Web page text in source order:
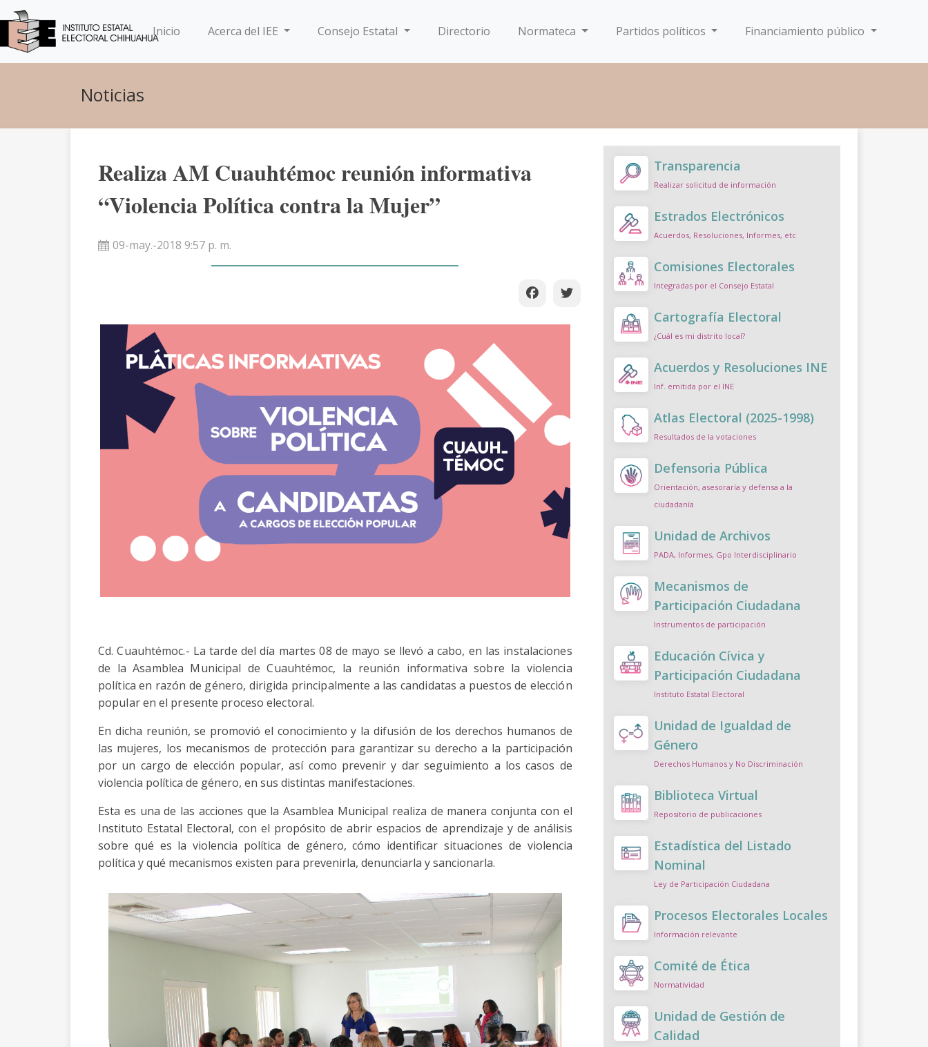
Inicio(current)Acerca del IEE Consejo Estatal Directorio Normateca Partidos políticos Financiamiento público
Noticias
Realiza AM Cuauhtémoc reunión informativa
“Violencia Política contra la Mujer”
09-may.-2018 9:57 p. m.
Cd. Cuauhtémoc.- La tarde del día martes 08 de mayo se llevó a cabo, en las instalaciones
de la Asamblea Municipal de Cuauhtémoc, la reunión informativa sobre la violencia
política en razón de género, dirigida principalmente a las candidatas a puestos de elección
popular en el presente proceso electoral.
En dicha reunión, se promovió el conocimiento y la difusión de los derechos humanos de
las mujeres, los mecanismos de protección para garantizar su derecho a la participación
por un cargo de elección popular, así como prevenir y dar seguimiento a los casos de
violencia política de género, en sus distintas manifestaciones.
Esta es una de las acciones que la Asamblea Municipal realiza de manera conjunta con el
Instituto Estatal Electoral, con el propósito de abrir espacios de aprendizaje y de análisis
sobre qué es la violencia política de género, cómo identificar situaciones de violencia
política y qué mecanismos existen para prevenirla, denunciarla y sancionarla.
Transparencia
Realizar solicitud de información
Estrados Electrónicos
Acuerdos, Resoluciones, Informes, etc
Comisiones Electorales
Integradas por el Consejo Estatal
Cartografía Electoral
¿Cuál es mi distrito local?
Acuerdos y Resoluciones INE
Inf. emitida por el INE
Atlas Electoral (2025-1998)
Resultados de la votaciones
Defensoria Pública
Orientación, asesoraría y defensa a la
ciudadanía
Unidad de Archivos
PADA, Informes, Gpo Interdisciplinario
Mecanismos de
Participación Ciudadana
Instrumentos de participación
Educación Cívica y
Participación Ciudadana
Instituto Estatal Electoral
Unidad de Igualdad de
Género
Derechos Humanos y No Discriminación
Biblioteca Virtual
Repositorio de publicaciones
Estadística del Listado
Nominal
Ley de Participación Ciudadana
Procesos Electorales Locales
Información relevante
Comité de Ética
Normatividad
Unidad de Gestión de
Calidad